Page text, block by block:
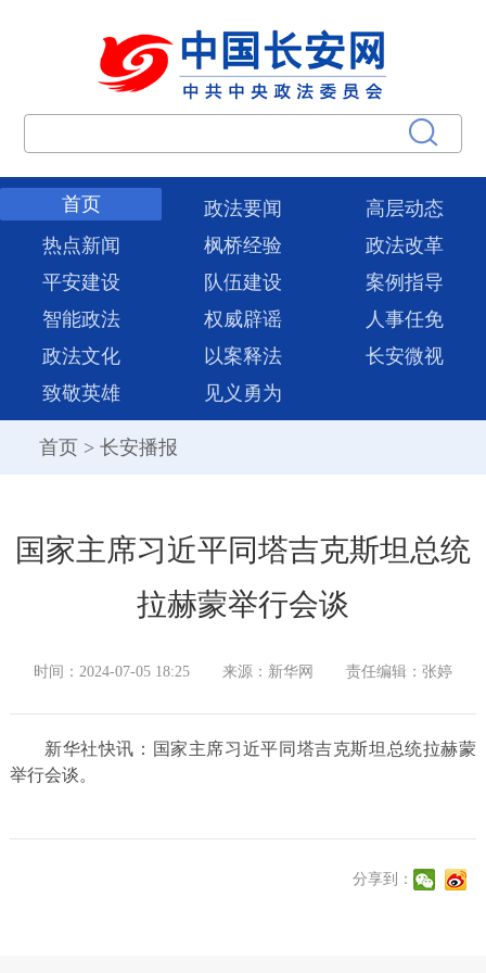
首页 政法要闻
高层动态
热点新闻
枫桥经验
政法改革
平安建设
队伍建设
案例指导
智能政法
权威辟谣
人事任免
政法文化
以案释法
长安微视
致敬英雄
见义勇为
首页 > 长安播报
国家主席习近平同塔吉克斯坦总统
拉赫蒙举行会谈
时间：2024-07-05 18:25 来源：新华网 责任编辑：张婷
新华社快讯：国家主席习近平同塔吉克斯坦总统拉赫蒙
举行会谈。
分享到：